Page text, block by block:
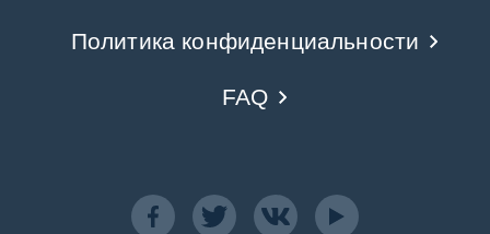
Политика конфиденциальности
FAQ